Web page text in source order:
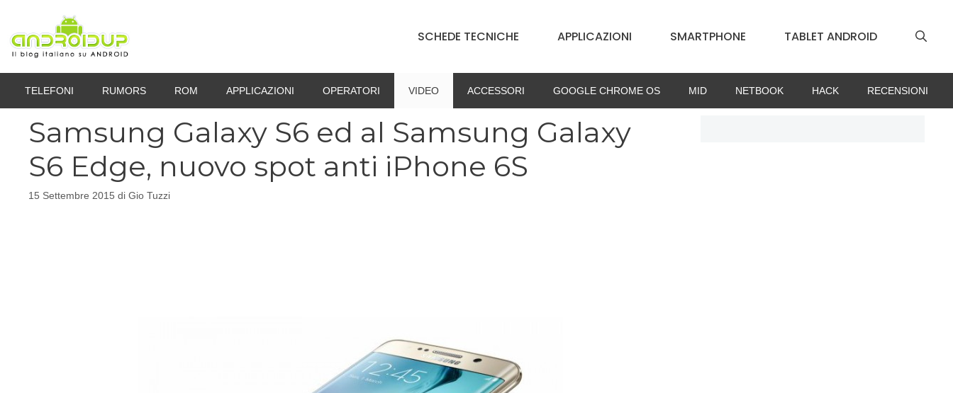
contenuto
SCHEDE TECNICHE APPLICAZIONI SMARTPHONE TABLET ANDROID
TELEFONI RUMORS ROM APPLICAZIONI OPERATORI VIDEO ACCESSORI GOOGLE CHROME OS MID NETBOOK HACK RECENSIONI
Samsung Galaxy S6 ed al Samsung Galaxy
S6 Edge, nuovo spot anti iPhone 6S
15 Settembre 2015 di Gio Tuzzi